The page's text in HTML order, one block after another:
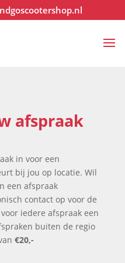
afspraak
in voor een
bij jou op locatie. Wil
een afspraak
contact op voor de
iedere afspraak een
buiten de regio
€20,-